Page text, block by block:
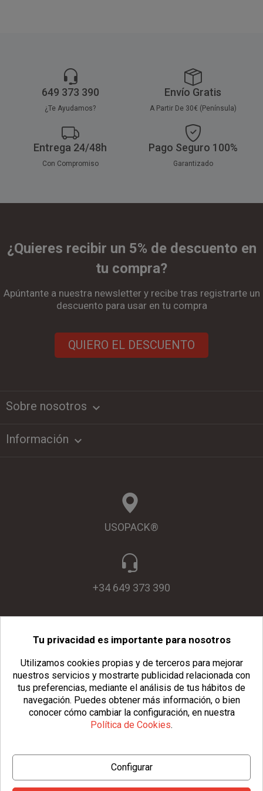
649 373 390
¿Te Ayudamos?
Envío Gratis
A Partir De 30€ (Península)
Entrega 24/48h
Con Compromiso
Pago Seguro 100%
Garantizado
¿Quieres recibir un 5% de descuento en
tu compra?
Apúntante a nuestra newsletter y recibe tras registrarte un
descuento para usar en tu compra
QUIERO EL DESCUENTO
Sobre nosotros keyboard_arrow_down
Información 
USOPACK®
+34 649 373 390
info@usopack.com
© Copyright 2026 Usopack® | Aviso Legal
| Política de Cookies| Configurar Cookies |
Tu privacidad es importante para nosotros
Utilizamos cookies propias y de terceros para mejorar
nuestros servicios y mostrarte publicidad relacionada con
tus preferencias, mediante el análisis de tus hábitos de
navegación. Puedes obtener más información, o bien
conocer cómo cambiar la configuración, en nuestra
Política de Cookies.
Configurar